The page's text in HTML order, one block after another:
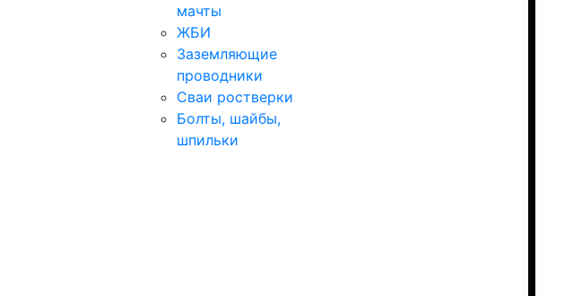
мачты
ЖБИ
Заземляющие
проводники
Сваи ростверки
Болты, шайбы,
шпильки